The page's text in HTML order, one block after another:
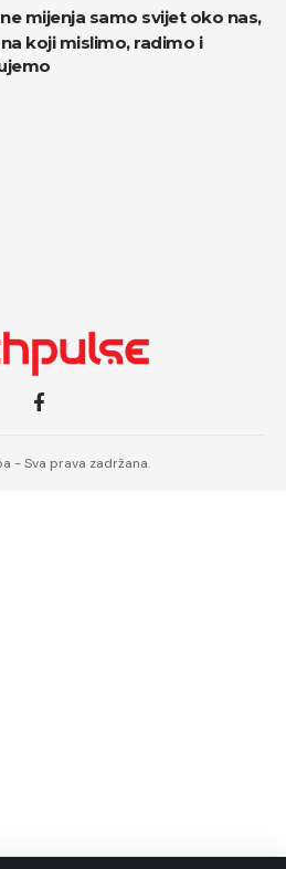
koji mislimo, radimo i
- Sva prava zadržana.